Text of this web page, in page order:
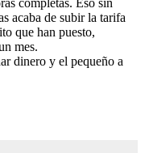
acaba de subir la tarifa
que han puesto,
mes.
dinero y el pequeño a